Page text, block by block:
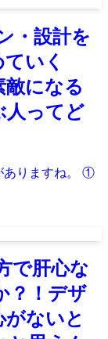
・設計を
いく
になる
人ってど
ありますね。 ①
で肝心な
？！デザ
ないと